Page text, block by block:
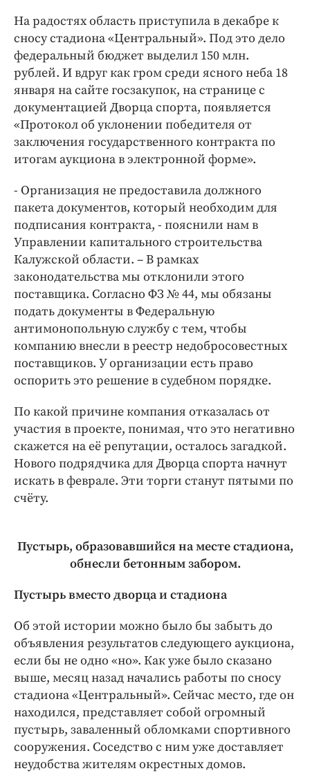
На радостях область приступила в декабре к
сносу стадиона «Центральный». Под это дело
федеральный бюджет выделил 150 млн.
рублей. И вдруг как гром среди ясного неба 18
января на сайте госзакупок, на странице с
документацией Дворца спорта, появляется
«Протокол об уклонении победителя от
заключения государственного контракта по
итогам аукциона в электронной форме».
- Организация не предоставила должного
пакета документов, который необходим для
подписания контракта, - пояснили нам в
Управлении капитального строительства
Калужской области. – В рамках
законодательства мы отклонили этого
поставщика. Согласно ФЗ № 44, мы обязаны
подать документы в Федеральную
антимонопольную службу с тем, чтобы
компанию внесли в реестр недобросовестных
поставщиков. У организации есть право
оспорить это решение в судебном порядке.
По какой причине компания отказалась от
участия в проекте, понимая, что это негативно
скажется на её репутации, осталось загадкой.
Нового подрядчика для Дворца спорта начнут
искать в феврале. Эти торги станут пятыми по
счёту.
Пустырь, образовавшийся на месте стадиона,
обнесли бетонным забором.
Пустырь вместо дворца и стадиона
Об этой истории можно было бы забыть до
объявления результатов следующего аукциона,
если бы не одно «но». Как уже было сказано
выше, месяц назад начались работы по сносу
стадиона «Центральный». Сейчас место, где он
находился, представляет собой огромный
пустырь, заваленный обломками спортивного
сооружения. Соседство с ним уже доставляет
неудобства жителям окрестных домов.